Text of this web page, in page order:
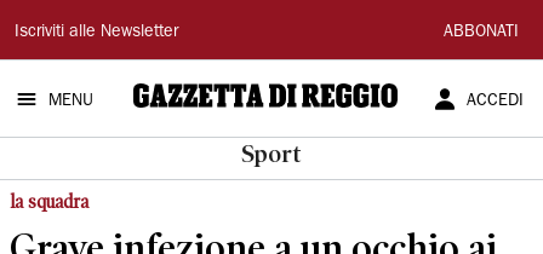
Gazzetta
di
Reggio
Iscriviti alle Newsletter ABBONATI
MENU ACCEDI
Sport
la squadra